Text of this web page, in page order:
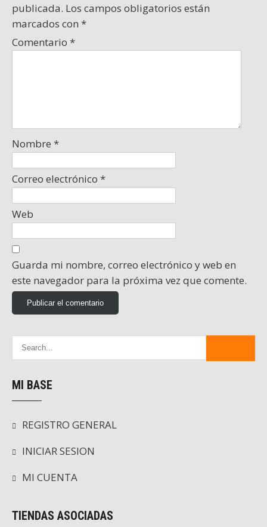
publicada. Los campos obligatorios están
marcados con *
Comentario *
Nombre *
Correo electrónico *
Web
Guarda mi nombre, correo electrónico y web en
este navegador para la próxima vez que comente.
MI BASE
REGISTRO GENERAL
INICIAR SESION
MI CUENTA
TIENDAS ASOCIADAS